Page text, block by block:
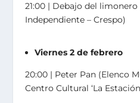
21:00 ǀ Debajo del
Independiente – Crespo)
Viernes 2 de febrero
20:00 ǀ Peter Pan (Elenco
Centro Cultural ‘La